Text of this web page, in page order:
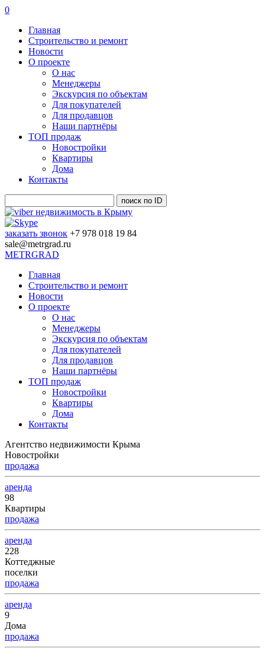
0
Главная
Строительство и ремонт
Новости
О проекте
О нас
Менеджеры
Экскурсия по объектам
Для покупателей
Для продавцов
Наши партнёры
ТОП продаж
Новостройки
Квартиры
Дома
Контакты
заказать звонок +7 978 018 19 84
sale@metrgrad.ru
METRGRAD
Главная
Строительство и ремонт
Новости
О проекте
О нас
Менеджеры
Экскурсия по объектам
Для покупателей
Для продавцов
Наши партнёры
ТОП продаж
Новостройки
Квартиры
Дома
Контакты
Агентство недвижимости Крыма
Новостройки
продажа
аренда
98
Квартиры
продажа
аренда
228
Коттеджные
поселки
продажа
аренда
9
Дома
продажа